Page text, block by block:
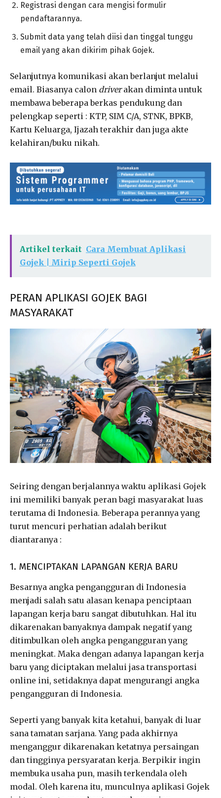
Registrasi dengan cara mengisi formulir
pendaftarannya.
Submit data yang telah diisi dan tinggal tunggu
email yang akan dikirim pihak Gojek.
Selanjutnya komunikasi akan berlanjut melalui
email. Biasanya calon driverakan diminta untuk
membawa beberapa berkas pendukung dan
pelengkap seperti : KTP, SIM C/A, STNK, BPKB,
Kartu Keluarga, Ijazah terakhir dan juga akte
kelahiran/buku nikah.
Artikel terkait Cara Membuat Aplikasi
Gojek | Mirip Seperti Gojek
PERAN APLIKASI GOJEK BAGI
MASYARAKAT
Seiring dengan berjalannya waktu aplikasi Gojek
ini memiliki banyak peran bagi masyarakat luas
terutama di Indonesia. Beberapa perannya yang
turut mencuri perhatian adalah berikut
diantaranya :
1. MENCIPTAKAN LAPANGAN KERJA BARU
Besarnya angka pengangguran di Indonesia
menjadi salah satu alasan kenapa penciptaan
lapangan kerja baru sangat dibutuhkan. Hal itu
dikarenakan banyaknya dampak negatif yang
ditimbulkan oleh angka pengangguran yang
meningkat. Maka dengan adanya lapangan kerja
baru yang diciptakan melalui jasa transportasi
online ini, setidaknya dapat mengurangi angka
pengangguran di Indonesia.
Seperti yang banyak kita ketahui, banyak di luar
sana tamatan sarjana. Yang pada akhirnya
menganggur dikarenakan ketatnya persaingan
dan tingginya persyaratan kerja. Berpikir ingin
membuka usaha pun, masih terkendala oleh
modal. Oleh karena itu, munculnya aplikasi Gojek